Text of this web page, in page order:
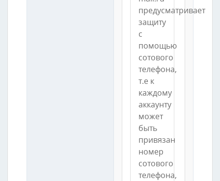
предусматривает
защиту
с
помощью
сотового
телефона,
т.е к
каждому
аккаунту
может
быть
привязан
номер
сотового
телефона,